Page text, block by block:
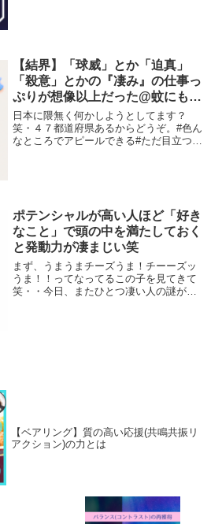
【結界】「球威」とか「迫真」
「殺意」とかの『凄み』の仕事っ
ぷりが想像以上だった@蚊にも効
くんだって笑
日本に隈無く何かしようとしてます？
笑・４７都道府県あるからどうぞ。#色ん
なところでアピールできる#ただ目立つ#
ポテンシャルが高い人ほど「好き
なこと」で頭の中を満たしておく
と発動力が凄まじい笑
まず、うまうまチーズうま！チーーズッ
うま！！ってなってるこの子を見てきて
笑・・今日、またひとつ凄い人の謎が解
【ベアリング】質の高い応援(共鳴共振リ
アクション)の力とは